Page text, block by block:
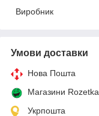
Виробник
Умови доставки
Нова Пошта
Магазини Rozetka
Укрпошта